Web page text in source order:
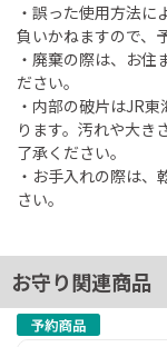
・誤った使用方法
負いかねますので、
・廃棄の際は、お住
ださい。
・内部の破片はJR
ります。汚れや大き
了承ください。
・お手入れの際は
さい。
お守り関連商品